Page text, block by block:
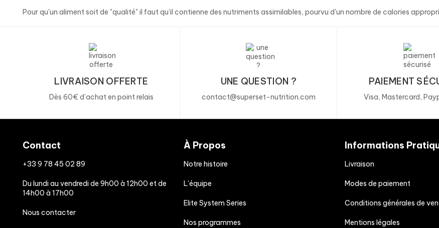
Pour qu'un aliment soit de "qualité" il faut qu'il contienne des nutriments assimilables, pourvu d'un nombre de calories
LIVRAISON OFFERTE
Dès 60€ d’achat en point relais
UNE QUESTION ?
contact@superset-nutrition.com
PAIEMENT
Visa, Mastercard,
Contact
+33 9 78 45 02 89
Du lundi au vendredi de 9h00 à 12h00 et de
14h00 à 17h00
Nous contacter
À Propos
Notre histoire
L'équipe
Elite System Series
Nos programmes
Informations
Livraison
Modes de paiement
Conditions générales de
Mentions légales